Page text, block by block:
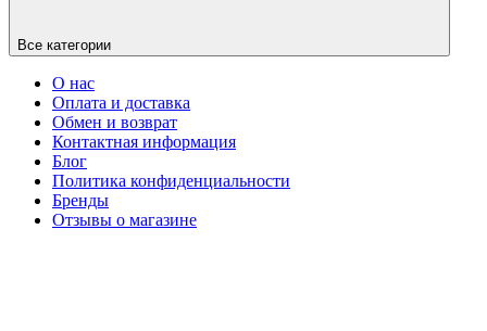
Все категории
О нас
Оплата и доставка
Обмен и возврат
Контактная информация
Блог
Политика конфиденциальности
Бренды
Отзывы о магазине